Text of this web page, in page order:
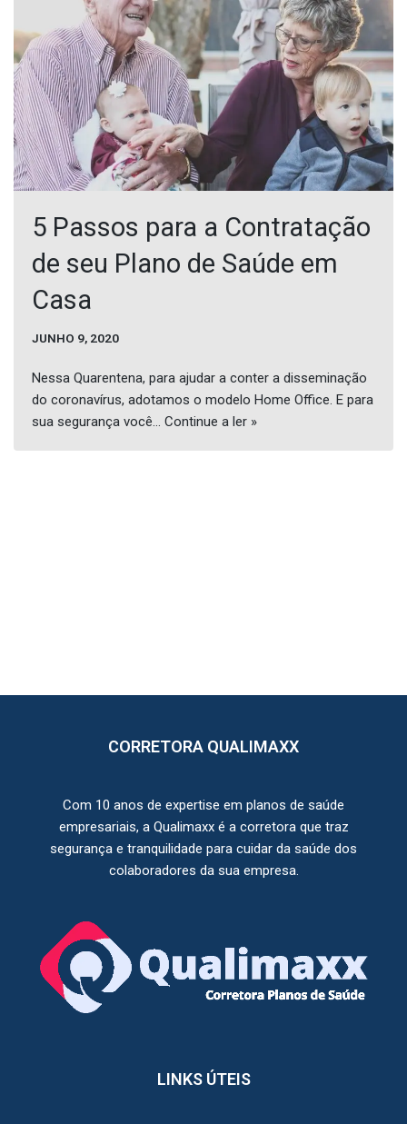
5 Passos para a Contratação
de seu Plano de Saúde em
Casa
JUNHO 9, 2020
Nessa Quarentena, para ajudar a conter a disseminação
do coronavírus, adotamos o modelo Home Office. E para
sua segurança você… Continue a ler »
CORRETORA QUALIMAXX
Com 10 anos de expertise em planos de saúde
empresariais, a Qualimaxx é a corretora que traz
segurança e tranquilidade para cuidar da saúde dos
colaboradores da sua empresa.
LINKS ÚTEIS